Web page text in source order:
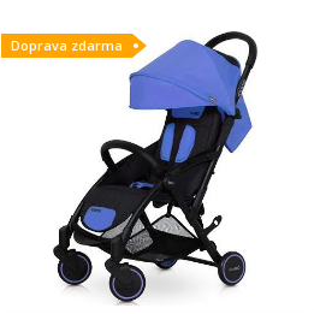
Detail produktu
Doprava zdarma